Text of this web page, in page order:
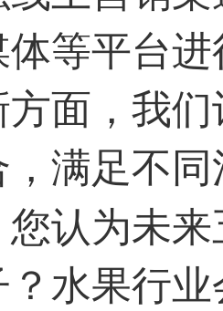
等平台
面，我
满足不
您认为未
水果行